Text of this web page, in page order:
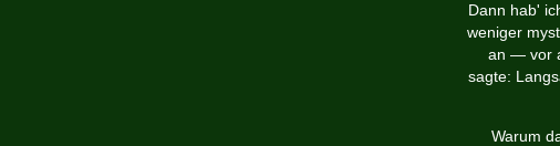
Dann hab'
weniger
an — vor
sagte:
Warum